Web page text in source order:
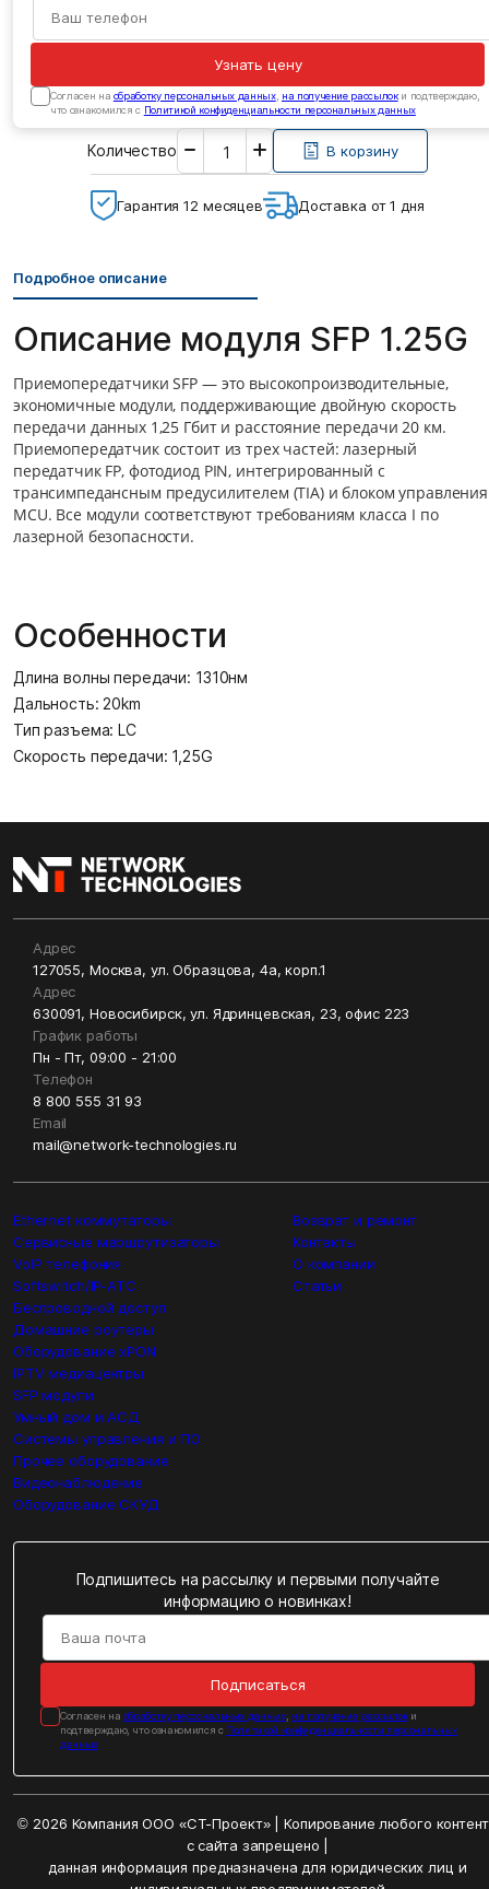
Узнать цену
Cогласен на обработку персональных данных, на получение рассылоки подтверждаю,
что ознакомился с Политикой конфиденциальности персональных данных
Количество
Введите
необходимое
количество
В корзину
Гарантия 12 месяцев Доставка от 1 дня
Подробное описание
Описание модуля SFP 1.25G
Приемопередатчики SFP — это высокопроизводительные,
экономичные модули, поддерживающие двойную скорость
передачи данных 1,25 Гбит и расстояние передачи 20 км.
Приемопередатчик состоит из трех частей: лазерный
передатчик FP, фотодиод PIN, интегрированный с
трансимпедансным предусилителем (TIA) и блоком управления
MCU. Все модули соответствуют требованиям класса I по
лазерной безопасности.
Особенности
Длина волны передачи: 1310нм
Дальность: 20km
Тип разъема: LC
Скорость передачи: 1,25G
Адрес
127055, Москва, ул. Образцова, 4а, корп.1
Адрес
630091, Новосибирск, ул. Ядринцевская, 23, офис 223
График работы
Пн - Пт, 09:00 - 21:00
Телефон
8 800 555 31 93
Email
mail@network-technologies.ru
Ethernet коммутаторы
Сервисные маршрутизаторы
VoIP телефония
Softswitch/IP-ATC
Беспроводной доступ
Домашние роутеры
Оборудование xPON
IPTV медиацентры
SFP модули
Умный дом и АСД
Системы управления и ПО
Прочее оборудование
Видеонаблюдение
Оборудование СКУД
Возврат и ремонт
Контакты
О компании
Статьи
Подпишитесь на рассылку и первыми получайте
информацию о новинках!
Подписаться
Cогласен на обработку персональных данных, на получение рассылоки
подтверждаю, что ознакомился с Политикой конфиденциальности персональных
данных
© 2026 Компания ООО «СТ-Проект» | Копирование любого
с сайта запрещено |
данная информация предназначена для юридических лиц и